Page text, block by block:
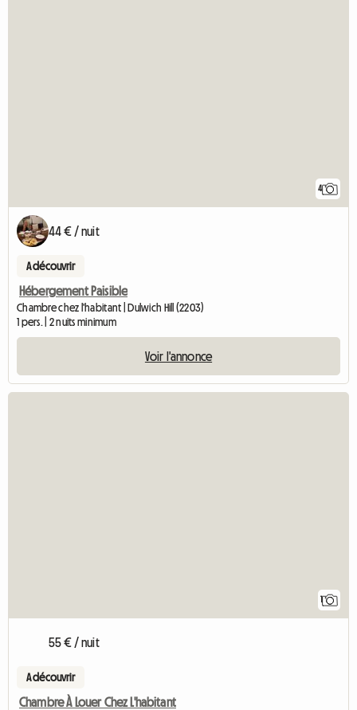
4
44 € / nuit
A découvrir
Hébergement Paisible
Chambre chez l'habitant | Dulwich Hill (2203)
1 pers. | 2 nuits minimum
Voir l'annonce
55 € / nuit
A découvrir
Chambre À Louer Chez L'habitant